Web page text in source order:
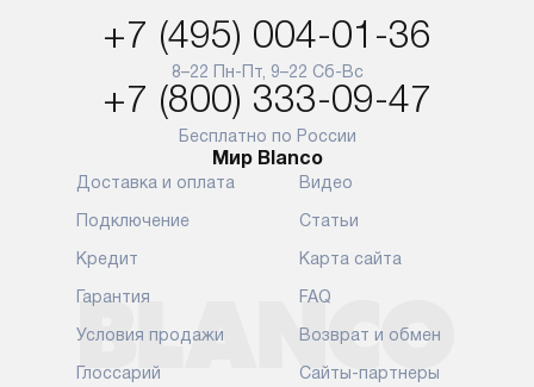
+7 (495) 004-01-36
8–22 Пн-Пт, 9–22 Сб-Вс
+7 (800) 333-09-47
Бесплатно по России
Мир Blanco
Доставка и оплата
Подключение
Кредит
Гарантия
Условия продажи
Глоссарий
Видео
Статьи
Карта сайта
FAQ
Возврат и обмен
Сайты-партнеры